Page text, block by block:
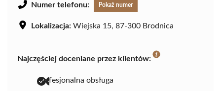
Numer telefonu: Pokaż numer
Lokalizacja: Wiejska 15, 87-300 Brodnica
Najczęściej doceniane przez klientów:
profesjonalna obsługa